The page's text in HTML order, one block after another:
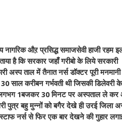
नागरिक औऱप्रसिद्ध समाजसेवी हाजी रहम
है कि सरकार जहाँ गरीबो के लिये सरकारी
अस्प ताल में तैनात नर्स डॉक्टर पूरी मनमानी
साल करीबन गर्भवती थी जिसकी डिलेवरी
लगभग 1बजकर 30 मिनट पर अस्पताल ले कर
पुत्र बहु मुन्नों को बगैर देखे ही उरई जिला
नर्स से फिर एक बार देखने की गुहार